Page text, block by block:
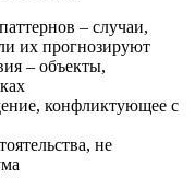
– случаи,
их прогнозируют
– объекты,
конфликтующее с
не